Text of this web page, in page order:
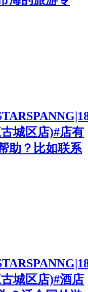
城区店)#店有
助？比如联系
城区店)#酒店